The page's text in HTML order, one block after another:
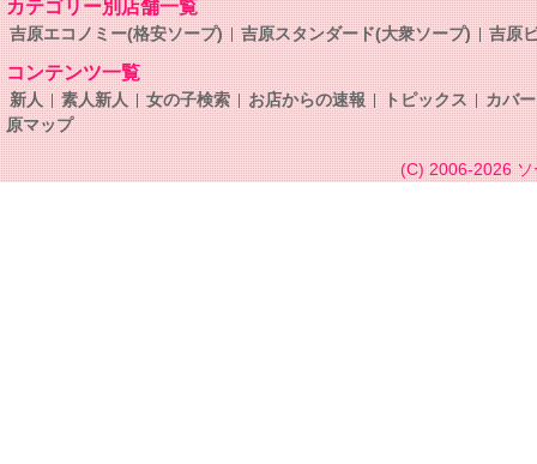
カテゴリー別店舗一覧
吉原エコノミー(格安ソープ) 吉原スタンダード(大衆ソープ) 吉原
コンテンツ一覧
新人 素人新人 女の子検索 お店からの速報 トピックス
カバ
原マップ
(C) 2006-2026ソ